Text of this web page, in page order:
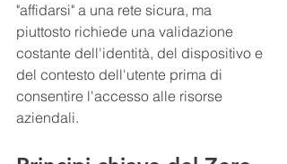
"affidarsi" a una rete sicura, ma
piuttosto richiede una validazione
costante dell'identità, del dispositivo e
del contesto dell'utente prima di
consentire l'accesso alle risorse
aziendali.